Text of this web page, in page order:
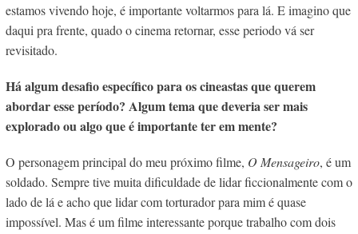
estamos vivendo hoje, é importante voltarmos para lá. E imagino que
daqui pra frente, quado o cinema retornar, esse periodo vá ser
revisitado.
Há algum desafio específico para os cineastas que querem
abordar esse período? Algum tema que deveria ser mais
explorado ou algo que é importante ter em mente?
O personagem principal do meu próximo filme, O Mensageiro, é um
soldado. Sempre tive muita dificuldade de lidar ficcionalmente com o
lado de lá e acho que lidar com torturador para mim é quase
impossível. Mas é um filme interessante porque trabalho com dois